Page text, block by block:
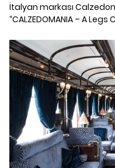
İtalyan markası
“CALZEDOMANIA – A